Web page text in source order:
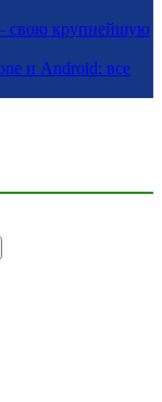
свою крупнейшую
и Android: все